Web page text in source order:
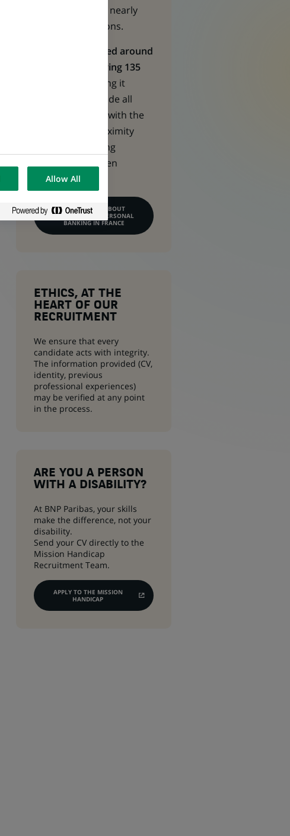
institutions) and nearly
54,000 associations.
CPBF is structured around
10 regions covering 135
making it
possible to provide all
customer bases with the
right level of proximity
whilst maintaining
synergies between
business line.
LEARN MORE ABOUT
COMMERCIAL & PERSONAL
BANKING IN FRANCE
ETHICS, AT THE
HEART OF OUR
RECRUITMENT
We ensure that every
candidate acts with integrity.
The information provided (CV,
identity, previous
professional experiences)
may be verified at any point
in the process.
ARE YOU A PERSON
WITH A DISABILITY?
At BNP Paribas, your skills
make the difference, not your
disability.
Send your CV directly to the
Mission Handicap
Recruitment Team.
APPLY TO THE MISSION
HANDICAP
(OPENS
A
Allow All